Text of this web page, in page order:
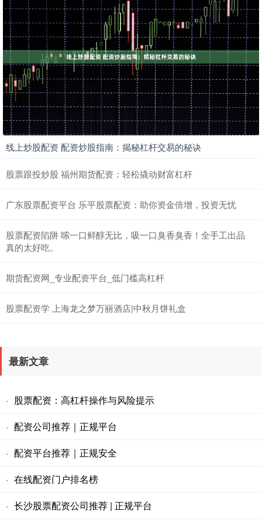
线上炒股配资 配资炒股指南：揭秘杠杆交易的秘诀
股票跟投炒股 福州期货配资：轻松撬动财富杠杆
广东股票配资平台 乐平股票配资：助你资金倍增，投资无忧
股票配资陷阱 嗦一口鲜醇无比，吸一口臭香臭香！全手工出品
真的太好吃。
期货配资网_专业配资平台_低门槛高杠杆
股票配资学 上海龙之梦万丽酒店|中秋月饼礼盒
最新文章
· 股票配资：高杠杆操作与风险提示
· 配资公司推荐｜正规平台
· 配资平台推荐｜正规安全
· 在线配资门户排名榜
· 长沙股票配资公司推荐 | 正规平台